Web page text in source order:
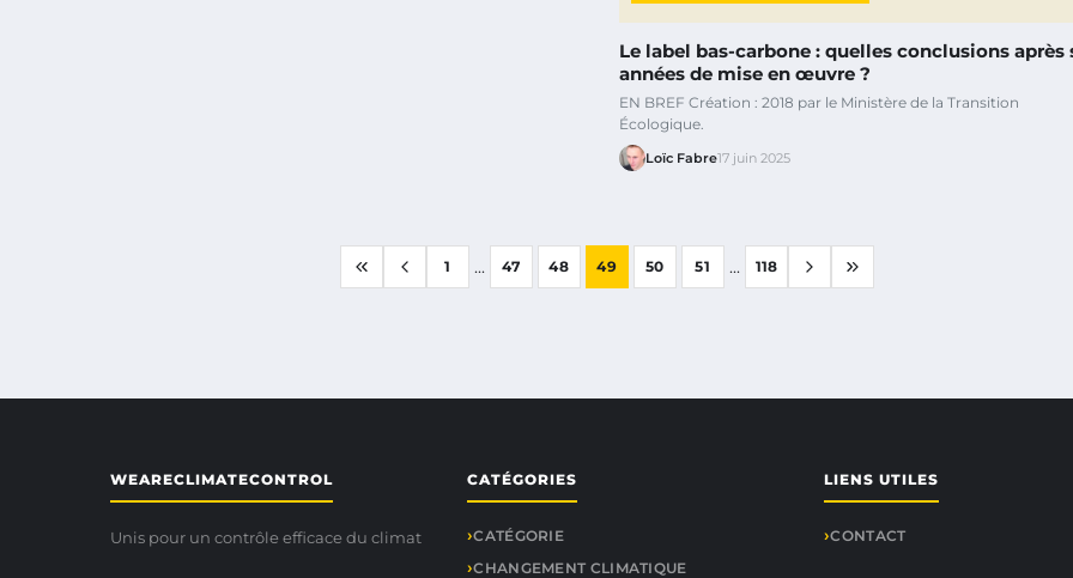
Le label bas-carbone : quelles conclusions après
années de mise en œuvre ?
EN BREF Création : 2018 par le Ministère de la Transition
Écologique.
Loïc Fabre17 juin 2025
1 ... 47 48 49 50 51 ... 118
WEARECLIMATECONTROL
Unis pour un contrôle efficace du climat
CATÉGORIES
CATÉGORIE
CHANGEMENT CLIMATIQUE
LIENS UTILES
CONTACT